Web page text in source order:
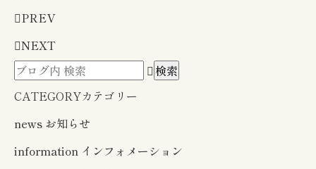
PREV
NEXT
CATEGORYカテゴリー
news お知らせ
information インフォメーション